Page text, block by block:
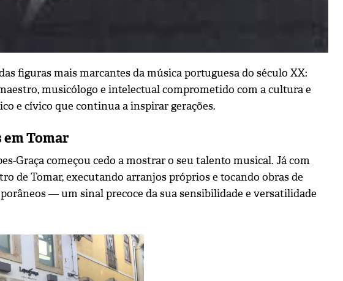
figuras mais marcantes da música portuguesa do século XX:
musicólogo e intelectual comprometido com a cultura e
e cívico que continua a inspirar gerações.
Tomar
Graça começou cedo a mostrar o seu talento musical. Já com
de Tomar, executando arranjos próprios e tocando obras de
— um sinal precoce da sua sensibilidade e versatilidade